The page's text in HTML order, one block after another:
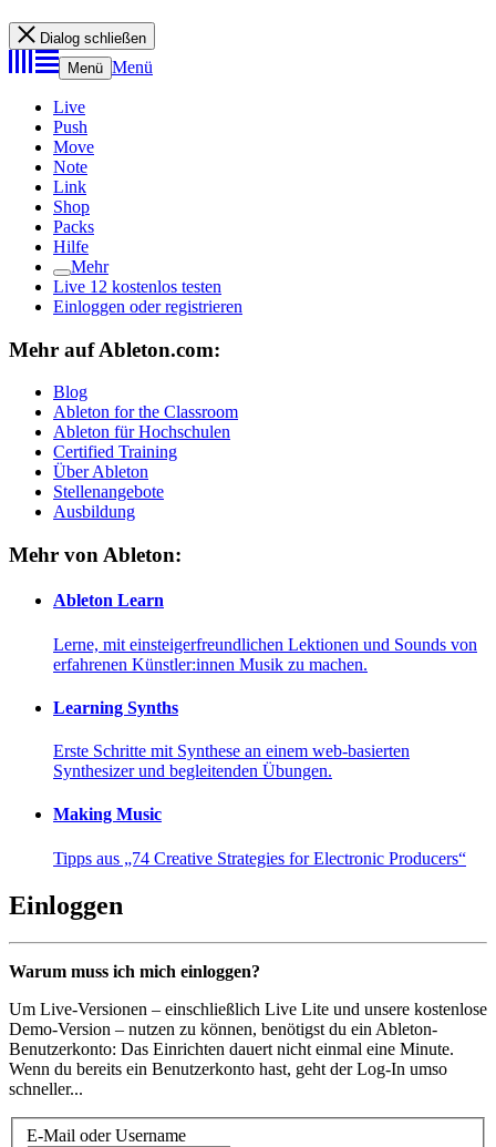
Dialog schließen
Menü Menü
Live
Push
Move
Note
Link
Shop
Packs
Hilfe
Mehr
Live 12 kostenlos testen
Einloggen oder registrieren
Mehr auf Ableton.com:
Blog
Ableton for the Classroom
Ableton für Hochschulen
Certified Training
Über Ableton
Stellenangebote
Ausbildung
Mehr von Ableton:
Ableton Learn
Lerne, mit einsteigerfreundlichen Lektionen und Sounds von
erfahrenen Künstler:innen Musik zu machen.
Learning Synths
Erste Schritte mit Synthese an einem web-basierten
Synthesizer und begleitenden Übungen.
Making Music
Tipps aus „74 Creative Strategies for Electronic Producers“
Einloggen
Warum muss ich mich einloggen?
Um Live-Versionen – einschließlich Live Lite und unsere kostenlose
Demo-Version – nutzen zu können, benötigst du ein Ableton-
Benutzerkonto: Das Einrichten dauert nicht einmal eine Minute.
Wenn du bereits ein Benutzerkonto hast, geht der Log-In umso
schneller...
E-Mail oder Username